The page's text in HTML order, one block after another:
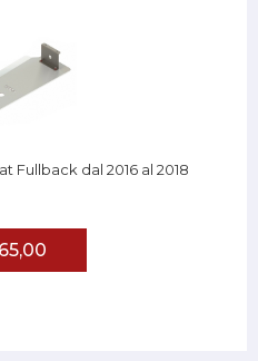
Fullback dal 2016 al 2018